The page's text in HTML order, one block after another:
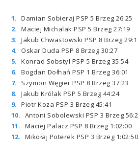
Damian Sobieraj PSP 5 Brzeg 26:25
Maciej Michalak PSP 5 Brzeg 27:19
Jakub Chwastowski PSP 8 Brzeg
Oskar Duda PSP 8 Brzeg 30:27
Konrad Sobstyl PSP 5 Brzeg 35:54
Bogdan Dołhań PSP 1 Brzeg 36:01
Szymon Węgier PSP 8 Brzeg 37:23
Jakub Królak PSP 5 Brzeg 44:24
Piotr Koza PSP 3 Brzeg 45:41
Antoni Sobolewski PSP 3 Brzeg
Maciej Palacz PSP 8 Brzeg 1:02:00
Mikołaj Poterek PSP 3 Brzeg 1:02:50